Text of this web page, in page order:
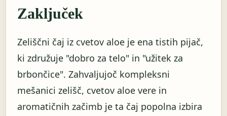
Zaključek
Zeliščni čaj iz cvetov aloe je ena tistih pijač,
ki združuje "dobro za telo" in "užitek za
brbončice". Zahvaljujoč kompleksni
mešanici zelišč, cvetov aloe vere in
aromatičnih začimb je ta čaj popolna izbira